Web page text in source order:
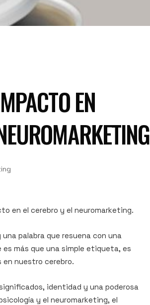
EN
en el cerebro y el neuromarketing.
palabra que resuena con una
es más que una simple etiqueta, es
nuestro cerebro.
identidad y una poderosa
y el neuromarketing, el